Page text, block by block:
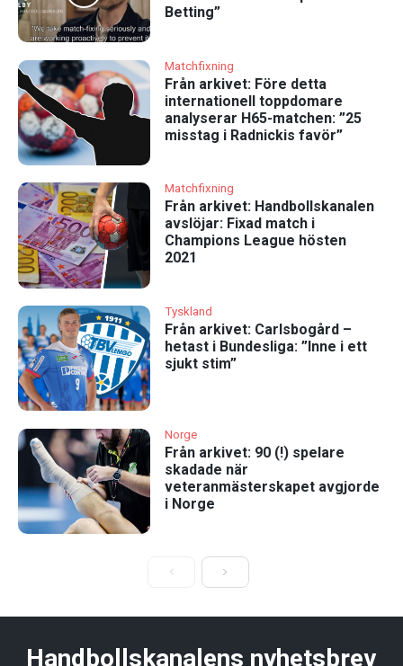
Betting”
Matchfixning
Från arkivet: Före detta
internationell toppdomare
analyserar H65-matchen: ”25
misstag i Radnickis favör”
Matchfixning
Från arkivet: Handbollskanalen
avslöjar: Fixad match i
Champions League hösten
2021
Tyskland
Från arkivet: Carlsbogård –
hetast i Bundesliga: ”Inne i ett
sjukt stim”
Norge
Från arkivet: 90 (!) spelare
skadade när
veteranmästerskapet avgjorde
i Norge
Handbollskanalens nyhetsbrev